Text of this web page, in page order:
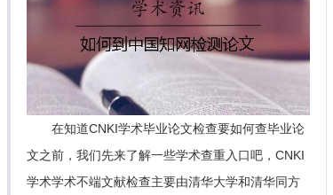
在知道CNKI学术毕业论文检查要如何查毕业论
文之前，我们先来了解一些学术查重入口吧，CNKI
学术学术不端文献检查主要由清华大学和清华同方